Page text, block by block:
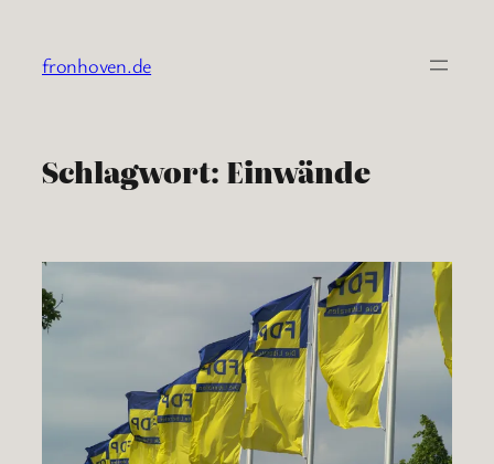
springen
fronhoven.de
Schlagwort: Einwände